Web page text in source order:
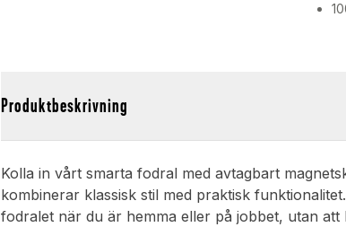
Produktbeskrivning
Kolla in vårt smarta fodral med avtagbart
kombinerar klassisk stil med praktisk
fodralet när du är hemma eller på jobbet, utan